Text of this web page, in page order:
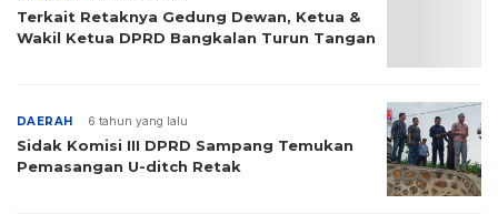
Terkait Retaknya Gedung Dewan, Ketua &
Wakil Ketua DPRD Bangkalan Turun Tangan
DAERAH 6 tahun yang lalu
Sidak Komisi III DPRD Sampang Temukan
Pemasangan U-ditch Retak